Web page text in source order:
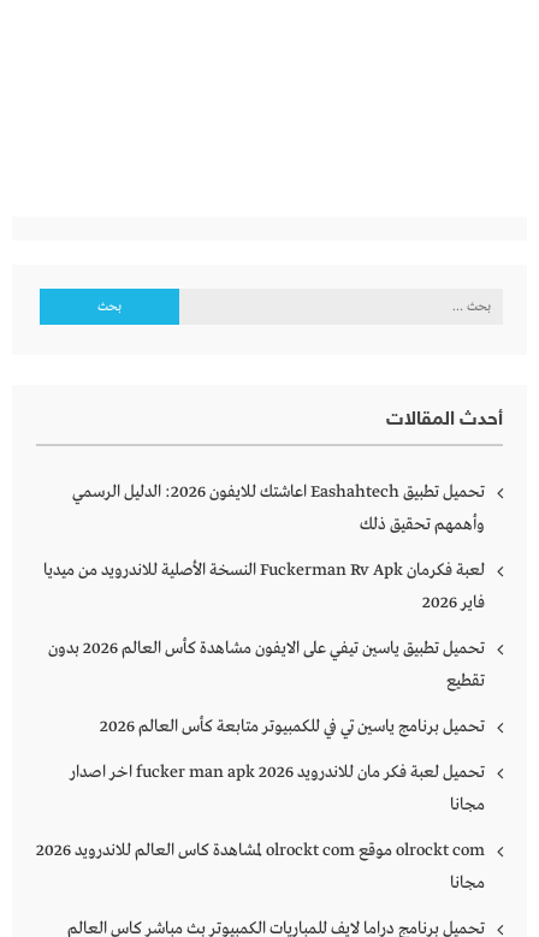
البحث
أحدث المقالات
تحميل تطبيق Eashahtech اعاشتك للايفون 2026: الدليل الرسمي
وأهمهم تحقيق ذلك
لعبة فكرمان Fuckerman Rv Apk النسخة الأصلية للاندرويد من ميديا
فاير 2026
تحميل تطبيق ياسين تيفي على الايفون مشاهدة كأس العالم 2026 بدون
تقطيع
تحميل برنامج ياسين تي في للكمبيوتر متابعة كأس العالم 2026
تحميل لعبة فكر مان للاندرويد 2026 fucker man apk اخر اصدار
مجانا
olrockt com موقع olrockt com لمشاهدة كاس العالم للاندرويد 2026
مجانا
تحميل برنامج دراما لايف للمباريات الكمبيوتر بث مباشر كاس العالم